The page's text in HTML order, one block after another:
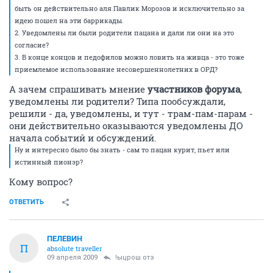
быть он действительно аля Павлик Морозов и исключительно за
идею пошел на эти баррикады.
2. Уведомлены ли были родители пацана и дали ли они на это
согласие?
3. В конце концов и педофилов можно ловить на живца - это тоже
приемлемое использование несовершеннолетних в ОРД?
А зачем спрашивать мнение участников форума,
уведомлены ли родители? Типа пообсуждали,
решили - да, уведомлены, и тут - трам-пам-парам -
они действительно оказываются уведомлены ДО
начала событий и обсуждений.
Ну и интересно было бы знать - сам то пацан курит, пьет или
истинный пионэр?
Кому вопрос?
ОТВЕТИТЬ
П
ПЕЛЕВИН
absolute traveller
09 апреля 2009 !ыцрош отэ